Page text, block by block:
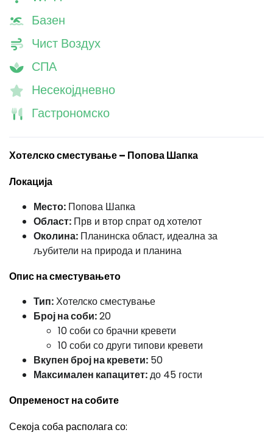
Базен
Чист Воздух
СПА
Несекојдневно
Гастрономско
Хотелско сместување – Попова Шапка
Локација
Место: Попова Шапка
Област: Прв и втор спрат од хотелот
Околина: Планинска област, идеална за
љубители на природа и планина
Опис на сместувањето
Тип:Хотелско сместување
Број на соби:20
10 соби со брачни кревети
10 соби со други типови кревети
Вкупен број на кревети: 50
Максимален капацитет:до 45 гости
Опременост на собите
Секоја соба располага со: